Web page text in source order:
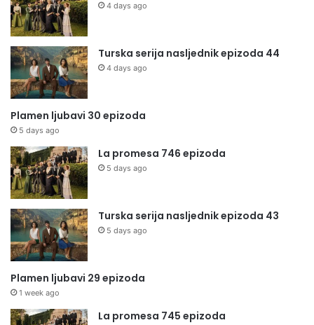
4 days ago
Turska serija nasljednik epizoda 44
4 days ago
Plamen ljubavi 30 epizoda
5 days ago
La promesa 746 epizoda
5 days ago
Turska serija nasljednik epizoda 43
5 days ago
Plamen ljubavi 29 epizoda
1 week ago
La promesa 745 epizoda